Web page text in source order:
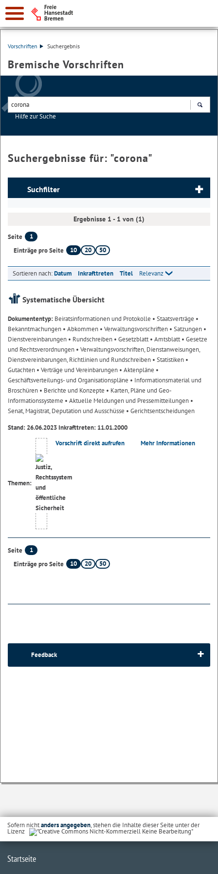
Vorschriften Suchergebnis
Bremische Vorschriften
Hilfe zur Suche
Suchergebnisse für: "corona"
Suchfilter
Ergebnisse 1 - 1 von (1)
Seite
1
Einträge pro Seite
10 20 50
Sortieren nach:Datum Inkrafttreten Titel Relevanz
Systematische Übersicht
Dokumententyp: Beiratsinformationen und Protokolle • Staatsverträge •
Bekanntmachungen • Abkommen • Verwaltungsvorschriften • Satzungen •
Dienstvereinbarungen • Rundschreiben • Gesetzblatt• Amtsblatt• Gesetze
und Rechtsverordnungen • Verwaltungsvorschriften, Dienstanweisungen,
Dienstvereinbarungen, Richtlinien und Rundschreiben • Statistiken •
Gutachten • Verträge und Vereinbarungen • Aktenpläne •
Geschäftsverteilungs- und Organisationspläne • Informationsmaterial und
Broschüren • Berichte und Konzepte • Karten, Pläne und Geo-
Informationssysteme • Aktuelle Meldungen und Pressemitteilungen •
Senat, Magistrat, Deputation und Ausschüsse • Gerichtsentscheidungen
Stand: 26.06.2023 Inkrafttreten: 11.01.2000
Themen:
Vorschrift direkt aufrufen Mehr Informationen
Seite
1
Einträge pro Seite
10 20 50
Feedback
Sofern nichtanders angegeben, stehen die Inhalte dieser Seite unter der
Lizenz
Startseite